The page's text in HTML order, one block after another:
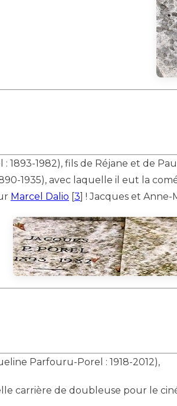
1893-1982), fils de Réjane et de
1935), avec laquelle il eut la
Marcel Dalio [3] ! Jacques et
Parfouru-Porel : 1918-2012),
carrière de doubleuse pour le